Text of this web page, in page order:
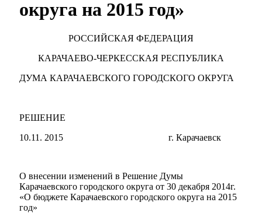
округа на 2015 год»
РОССИЙСКАЯ ФЕДЕРАЦИЯ
КАРАЧАЕВО-ЧЕРКЕССКАЯ РЕСПУБЛИКА
ДУМА КАРАЧАЕВСКОГО ГОРОДСКОГО ОКРУГА
РЕШЕНИЕ
10.11. 2015
г. Карачаевск
О внесении изменений в Решение Думы
Карачаевского городского округа от 30 декабря 2014г.
«О бюджете Карачаевского городского округа на 2015
год»